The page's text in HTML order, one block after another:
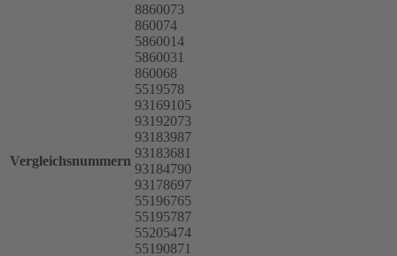
Vergleichsnummern
8860073
860074
5860014
5860031
860068
5519578
93169105
93192073
93183987
93183681
93184790
93178697
55196765
55195787
55205474
55190871